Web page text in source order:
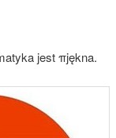
jest πjękna.